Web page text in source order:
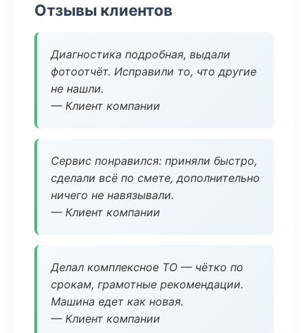
Отзывы клиентов
Диагностика подробная, выдали
фотоотчёт. Исправили то, что другие
не нашли.
— Клиент компании
Сервис понравился: приняли быстро,
сделали всё по смете, дополнительно
ничего не навязывали.
— Клиент компании
Делал комплексное ТО — чётко по
срокам, грамотные рекомендации.
Машина едет как новая.
— Клиент компании